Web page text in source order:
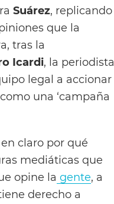
Suárez, replicando
que la
tras la
Icardi, la periodista
legal a accionar
una ‘campaña
claro por qué
mediáticas que
opine la gente, a
derecho a